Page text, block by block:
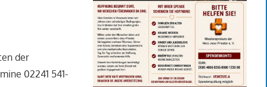
der
02241 541-